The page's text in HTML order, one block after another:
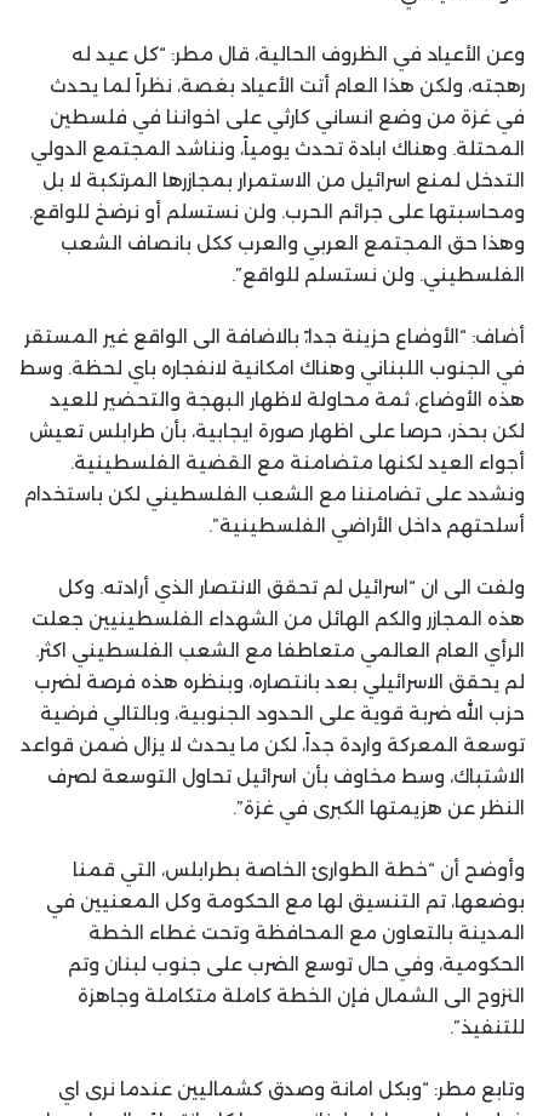
وعن الأعياد في الظروف الحالية، قال مطر: “كل عيد له
رهجته، ولكن هذا العام أتت الأعياد بغصة، نظراً لما يحدث
في غزة من وضع انساني كارثي على اخواننا في فلسطين
المحتلة. وهناك ابادة تحدث يومياً، ونناشد المجتمع الدولي
التدخل لمنع اسرائيل من الاستمرار بمجازرها المرتكبة لا بل
ومحاسبتها على جرائم الحرب. ولن نستسلم أو نرضخ للواقع.
وهذا حق المجتمع العربي والعرب ككل بانصاف الشعب
الفلسطيني. ولن نستسلم للواقع”.
أضاف: “الأوضاع حزينة جدا،ً بالاضافة الى الواقع غير المستقر
في الجنوب اللبناني وهناك امكانية لانفجاره باي لحظة. وسط
هذه الأوضاع، ثمة محاولة لاظهار البهجة والتحضير للعيد
لكن بحذر، حرصا على اظهار صورة ايجابية، بأن طرابلس تعيش
أجواء العيد لكنها متضامنة مع القضية الفلسطينية.
ونشدد على تضامننا مع الشعب الفلسطيني لكن باستخدام
أسلحتهم داخل الأراضي الفلسطينية”.
ولفت الى ان “اسرائيل لم تحقق الانتصار الذي أرادته. وكل
هذه المجازر والكم الهائل من الشهداء الفلسطينيين جعلت
الرأي العام العالمي متعاطفا مع الشعب الفلسطيني اكثر.
لم يحقق الاسرائيلي بعد بانتصاره، وبنظره هذه فرصة لضرب
حزب الله ضربة قوية على الحدود الجنوبية، وبالتالي فرضية
توسعة المعركة واردة جداً، لكن ما يحدث لا يزال ضمن قواعد
الاشتباك، وسط مخاوف بأن اسرائيل تحاول التوسعة لصرف
النظر عن هزيمتها الكبرى في غزة”.
وأوضح أن “خطة الطوارئ الخاصة بطرابلس، التي قمنا
بوضعها، تم التنسيق لها مع الحكومة وكل المعنيين في
المدينة بالتعاون مع المحافظة وتحت غطاء الخطة
الحكومية، وفي حال توسع الضرب على جنوب لبنان وتم
النزوح الى الشمال فإن الخطة كاملة متكاملة وجاهزة
للتنفيذ”.
وتابع مطر: “وبكل امانة وصدق كشماليين عندما نرى اي